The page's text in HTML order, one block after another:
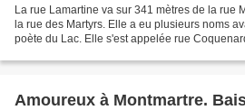
La rue Lamartine va sur 341 mètres de la rue
la rue des Martyrs. Elle a eu plusieurs noms
poète du Lac. Elle s'est appelée rue
Amoureux à Montmartre.